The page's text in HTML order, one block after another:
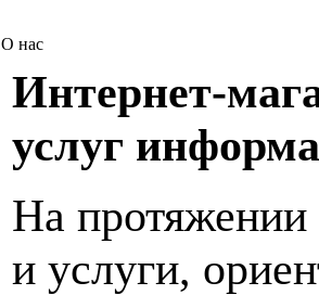
О нас
Интернет-
услуг
На протяжении
и услуги,